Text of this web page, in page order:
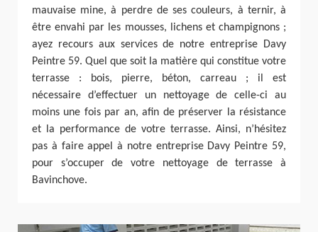
mauvaise mine, à perdre de ses couleurs, à ternir, à
être envahi par les mousses, lichens et champignons ;
ayez recours aux services de notre entreprise Davy
Peintre 59. Quel que soit la matière qui constitue votre
terrasse : bois, pierre, béton, carreau ; il est
nécessaire d’effectuer un nettoyage de celle-ci au
moins une fois par an, afin de préserver la résistance
et la performance de votre terrasse. Ainsi, n’hésitez
pas à faire appel à notre entreprise Davy Peintre 59,
pour s’occuper de votre nettoyage de terrasse à
Bavinchove.